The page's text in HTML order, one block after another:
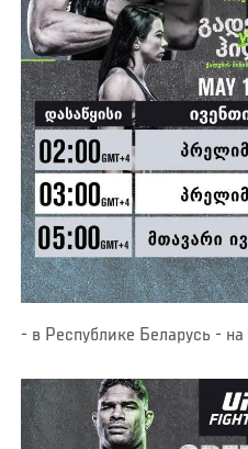
- в Республике Беларусь - на